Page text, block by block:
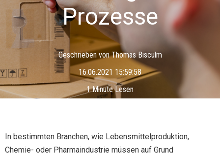
Prozesse
Geschrieben vonThomas Bisculm
16.06.2021 15:59:58
1 Minute Lesen
In bestimmten Branchen, wie Lebensmittelproduktion,
Chemie- oder Pharmaindustrie müssen auf Grund